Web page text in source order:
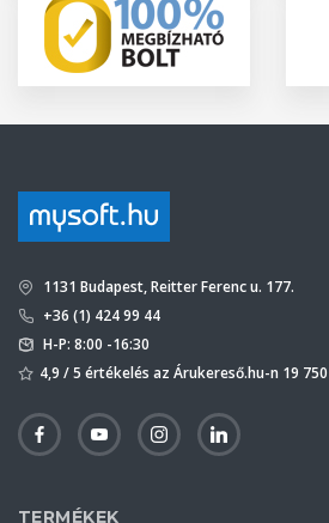
1131 Budapest, Reitter Ferenc u. 177.
+36 (1) 424 99 44
H-P: 8:00 -16:30
4,9 / 5 értékelés az Árukereső.hu-n 19
TERMÉKEK